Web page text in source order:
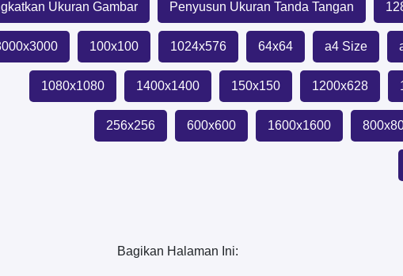
Ukuran Gambar Penyusun Ukuran Tanda Tangan
100x100 1024x576 64x64 a4 Size
1080x1080 1400x1400 150x150 1200x628
256x256 600x600 1600x1600
Bagikan Halaman Ini: